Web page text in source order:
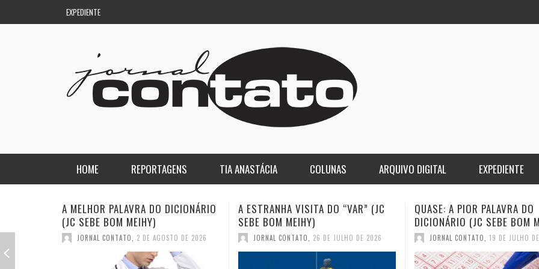
EXPEDIENTE
HOME REPORTAGENS
REGIONAL
TIA ANASTÁCIA COLUNAS
DE PASSAGEM
ARQUIVO DIGITAL EXPEDIENTE
A ESTRANHA VISITA DO “VAR” (JC
SEBE BOM MEIHY)
JORNAL CONTATO 26 DE JULHO DE 2026
QUASE: A PIOR PALAVRA DO
DICIONÁRIO (JC SEBE BOM MEIHY)
JORNAL CONTATO 19 DE JULHO DE 2026
A DEMOCRACIA
GASPARI)
JORNAL CONTATO 12 DE JULHO